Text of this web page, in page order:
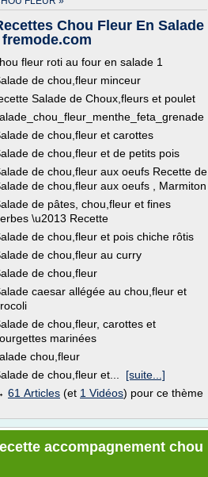
Chou Fleur En Salade
fremode.com
fleur roti au four en salade 1
de chou,fleur minceur
Salade de Choux,fleurs et poulet
de chou,fleur et carottes
de chou,fleur et de petits pois
de chou,fleur aux oeufs Recette de
de chou,fleur aux oeufs , Marmiton
de pâtes, chou,fleur et fines
\u2013 Recette
de chou,fleur et pois chiche rôtis
de chou,fleur au curry
de chou,fleur
caesar allégée au chou,fleur et
de chou,fleur, carottes et
marinées
chou,fleur
de chou,fleur et... [suite...]
61 Articles (et 1 Vidéos) pour ce thème
accompagnement chou